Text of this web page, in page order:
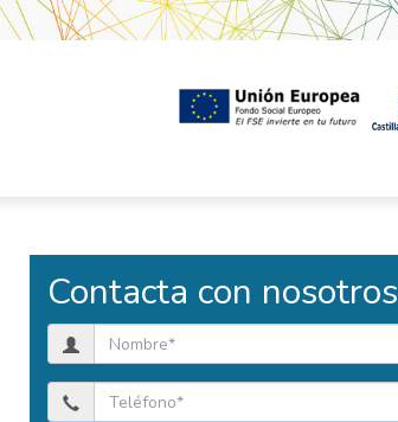
Contacta con nosotros